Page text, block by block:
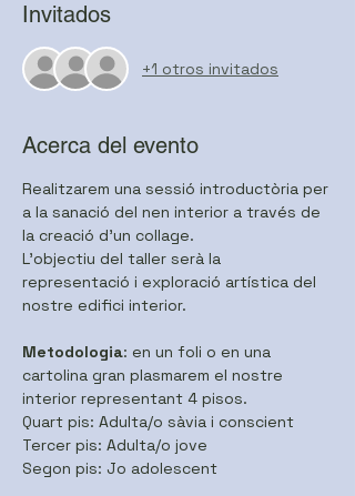
Invitados
+1 otros invitados
Acerca del evento
Realitzarem una sessió introductòria per
a la sanació del nen interior a través de
la creació d'un collage.
L'objectiu del taller serà la
representació i exploració artística del
nostre edifici interior.
Metodologia: en un foli o en una
cartolina gran plasmarem el nostre
interior representant 4 pisos.
Quart pis: Adulta/o sàvia i conscient
Tercer pis: Adulta/o jove
Segon pis: Jo adolescent